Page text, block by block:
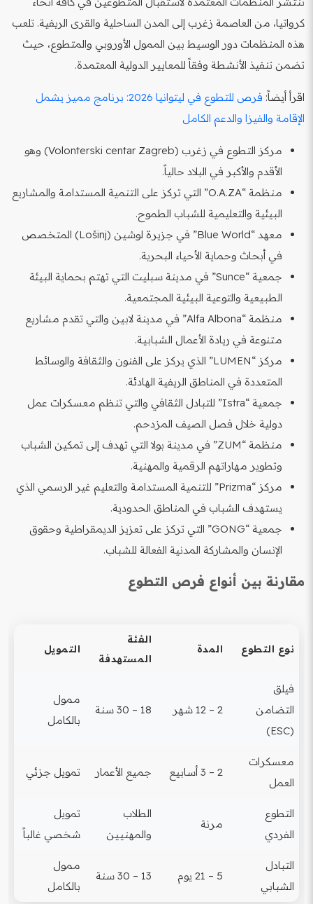
كرواتيا، من العاصمة زغرب إلى المدن الساحلية والقرى الريفية. تلعب
هذه المنظمات دور الوسيط بين الممول الأوروبي والمتطوع، حيث
تضمن تنفيذ الأنشطة وفقاً للمعايير الدولية المعتمدة.
اقرأ أيضاً:
فرص للتطوع في ليتوانيا 2026: برنامج مميز يشمل
الإقامة والفيزا والدعم الكامل
مركز التطوع في زغرب (Volonterski centar Zagreb) وهو
الأقدم والأكبر في البلاد حالياً.
منظمة “O.A.ZA” التي تركز على التنمية المستدامة والمشاريع
البيئية والتعليمية للشباب الطموح.
معهد “Blue World” في جزيرة لوشين (Lošinj) المتخصص
في أبحاث وحماية الأحياء البحرية.
جمعية “Sunce” في مدينة سبليت التي تهتم بحماية البيئة
الطبيعية والتوعية البيئية المجتمعية.
منظمة “Alfa Albona” في مدينة لابين والتي تقدم مشاريع
متنوعة في ريادة الأعمال الشبابية.
مركز “LUMEN” الذي يركز على الفنون والثقافة والوسائط
المتعددة في المناطق الريفية الهادئة.
جمعية “Istra” للتبادل الثقافي والتي تنظم معسكرات عمل
دولية خلال فصل الصيف المزدحم.
منظمة “ZUM” في مدينة بولا التي تهدف إلى تمكين الشباب
وتطوير مهاراتهم الرقمية والمهنية.
مركز “Prizma” للتنمية المستدامة والتعليم غير الرسمي الذي
يستهدف الشباب في المناطق الحدودية.
جمعية “GONG” التي تركز على تعزيز الديمقراطية وحقوق
الإنسان والمشاركة المدنية الفعالة للشباب.
مقارنة بين أنواع فرص التطوع
نوع التطوع المدة
الفئة
المستهدفة
التمويل
فيلق
التضامن
(ESC)
2 – 12 شهر 18 – 30 سنة
ممول
بالكامل
معسكرات
العمل
2 – 3 أسابيع جميع الأعمار تمويل جزئي
التطوع
الفردي
مرنة
الطلاب
والمهنيين
تمويل
شخصي غالباً
التبادل
الشبابي
5 – 21 يوم 13 – 30 سنة
ممول
بالكامل